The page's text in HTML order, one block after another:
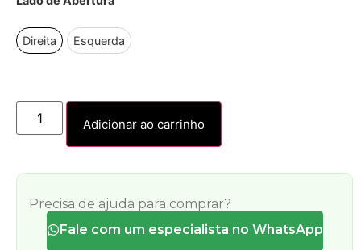
Direita Esquerda
Adicionar ao carrinho
Precisa de ajuda para comprar?
Fale com um especialista no WhatsApp